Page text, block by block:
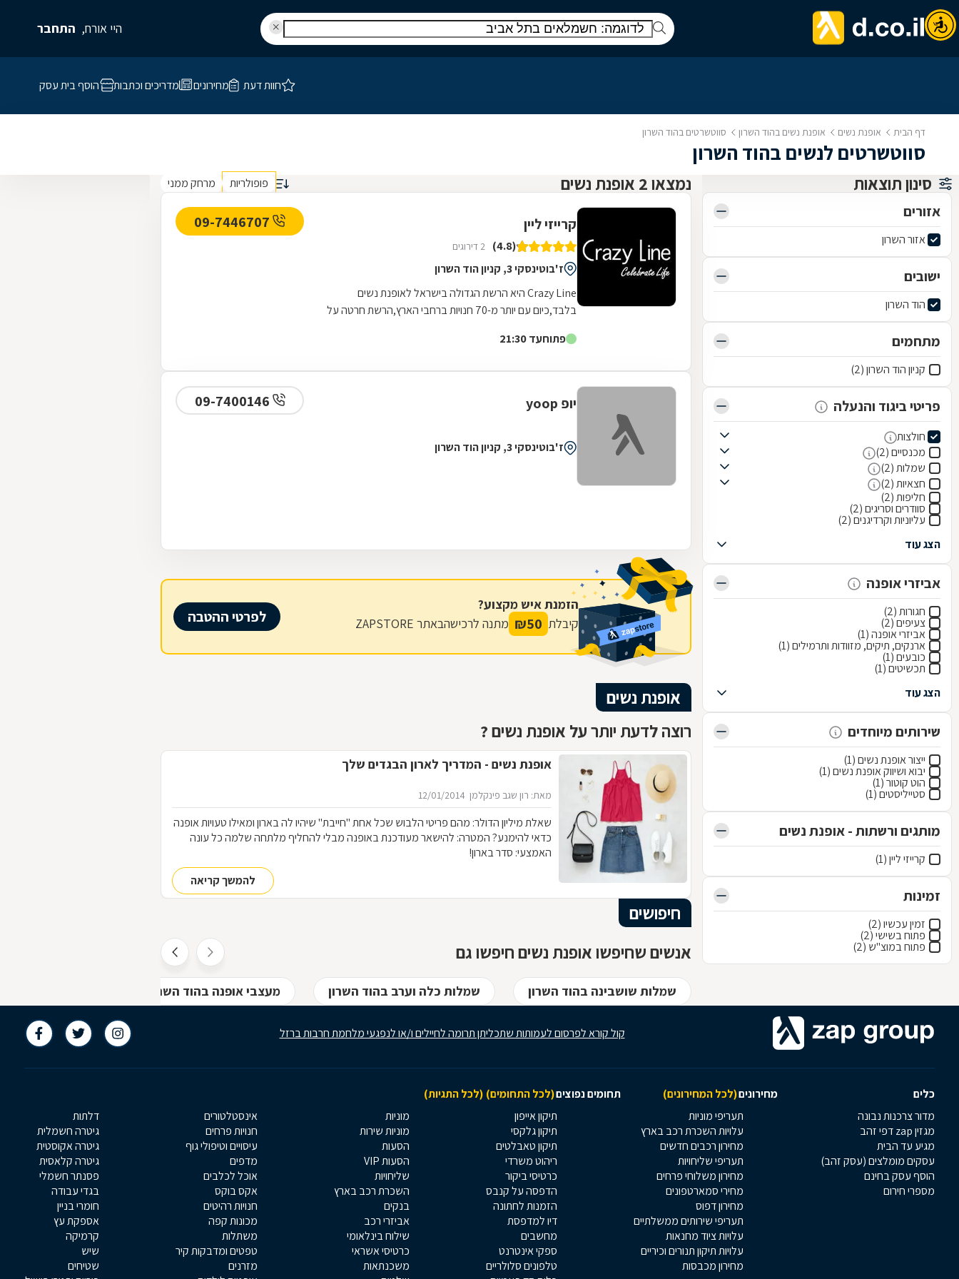
היי אורח, התחבר
חוות דעת מחירונים מדריכים וכתבות הוסף בית עסק
דף הבית אופנת נשים אופנת נשים בהוד השרון סווטשרטים בהוד השרון
סווטשרטים לנשים בהוד השרון
סינון תוצאות
אזורים
אזור השרון
ישובים
הוד השרון
מתחמים
קניון הוד השרון (2)
פריטי ביגוד והנעלה
חולצות
מכנסיים (2)
שמלות (2)
חצאיות (2)
חליפות (2)
סוודרים וסריגים (2)
עליוניות וקרדיגנים (2)
הצג עוד
אביזרי אופנה
חגורות (2)
צעיפים (2)
אביזרי אופנה (1)
ארנקים, תיקים, מזוודות ותרמילים (1)
כובעים (1)
תכשיטים (1)
הצג עוד
שירותים מיוחדים
ייצור אופנת נשים (1)
יבוא ושיווק אופנת נשים (1)
הוט קוטור (1)
סטייליסטים (1)
מותגים ורשתות - אופנת נשים
קרייזי ליין (1)
זמינות
זמין עכשיו (2)
פתוח בשישי (2)
פתוח במוצ"ש (2)
נמצאו 2 אופנת נשים פופולריות מרחק ממני
קרייזי ליין
(4.8) 2 דירוגים
ז'בוטינסקי 3, קניון הוד השרון
Crazy Line היא הרשת הגדולה בישראל לאופנת נשים
בלבד,כיום עם יותר מ-70 חנויות ברחבי הארץ,הרשת חרטה על
פתוחעד 21:30
יופ yoop
ז'בוטינסקי 3, קניון הוד השרון
הזמנת איש מקצוע?
קיבלת 50
₪ מתנה לרכישהבאתר ZAPSTORE לפרטי ההטבה
אופנת נשים
רוצה לדעת יותר על אופנת נשים ?
אופנת נשים - המדריך לארון הבגדים שלך
מאת: רון שגב פינקלמן 12/01/2014
שאלת מיליון הדולר: מהם פריטי הלבוש שכל אחת "חייבת" שיהיו לה בארון ומאילו טעויות אופנה
כדאי להימנע? המטרה: להישאר מעודכנת באופנה מבלי להחליף מלתחה שלמה כל עונה
האמצעי: סדר בארון!
להמשך קריאה
חיפושים
אנשים שחיפשו אופנת נשים חיפשו גם
שמלות שושבינה בהוד השרון שמלות כלה וערב בהוד השרון מעצבי אופנה בהוד השרון
קול קורא לפרסום לעמותות שתכליתן תרומה לחיילים ו/או לנפגעי מלחמת חרבות ברזל
כלים מחירונים(לכל המחירונים) תחומים נפוצים(לכל התחומים) (לכל התגיות)
מדור צרכנות נבונה
מגזין zap דפי זהב
מגיע עד הבית
עסקים מומלצים (עסק זהב)
הוסף עסק בחינם
מספרי חירום
תעריפי מוניות
עלויות השכרת רכב בארץ
מחירון רכבים חדשים
תעריפי שליחויות
מחירון משלוחי פרחים
מחירי סמארטפונים
מחירון דפוס
תעריפי שירותים ממשלתיים
עלויות ציוד מחנאות
עלויות תיקון תנורים וכיריים
מחירון מכבסות
תיקון אייפון
תיקון גלקסי
תיקון טאבלטים
ריהוט משרדי
כרטיסי ביקור
הדפסה על קנבס
הזמנות לחתונה
דיו למדפסת
מחשבים
ספקי אינטרנט
טלפונים סלולריים
מוניות
מוניות שירות
הסעות
הסעות VIP
שליחויות
השכרת רכב בארץ
בנקים
אביזרי רכב
שילוח בינלאומי
כרטיסי אשראי
משכנתאות
אינסטלטורים
חנויות פרחים
עיסויים וטיפולי גוף
מדפים
אוכל לכלבים
אקס בוקס
חנויות רהיטים
מכונות קפה
משתלות
טפטים ומדבקות קיר
מזרנים
דלתות
גיטרה חשמלית
גיטרה אקוסטית
גיטרה קלאסית
פסנתר חשמלי
בגדי עבודה
חומרי בניין
אספקת עץ
קרמיקה
שיש
שטיחים